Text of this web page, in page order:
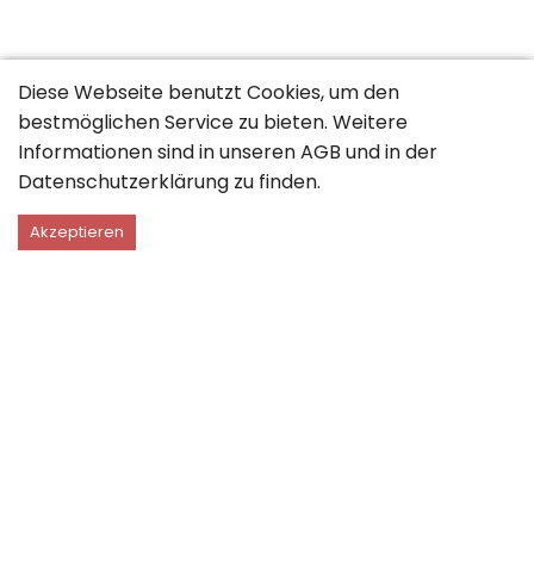
Diese Webseite benutzt Cookies, um den
bestmöglichen Service zu bieten. Weitere
Informationen sind in unserenAGB und in der
Datenschutzerklärung zu finden.
Akzeptieren